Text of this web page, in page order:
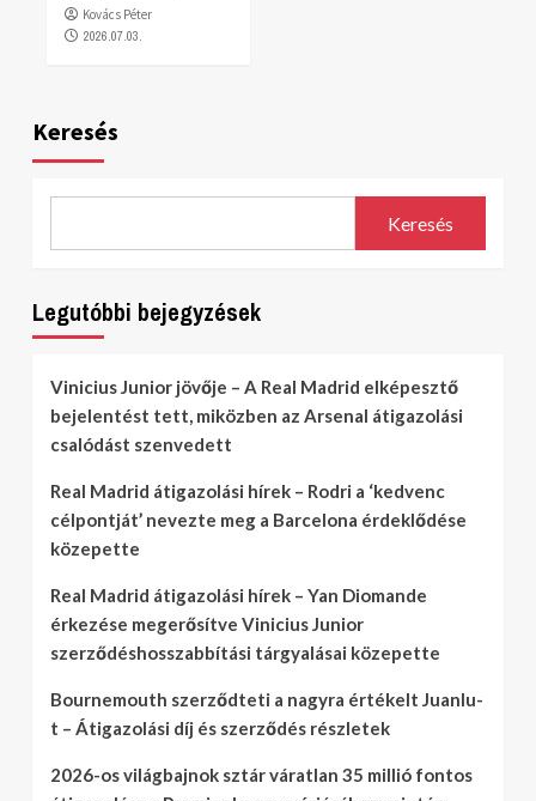
Kovács Péter
2026.07.03.
Keresés
Keresés
Legutóbbi bejegyzések
Vinicius Junior jövője – A Real Madrid elképesztő
bejelentést tett, miközben az Arsenal átigazolási
csalódást szenvedett
Real Madrid átigazolási hírek – Rodri a ‘kedvenc
célpontját’ nevezte meg a Barcelona érdeklődése
közepette
Real Madrid átigazolási hírek – Yan Diomande
érkezése megerősítve Vinicius Junior
szerződéshosszabbítási tárgyalásai közepette
Bournemouth szerződteti a nagyra értékelt Juanlu-
t – Átigazolási díj és szerződés részletek
2026-os világbajnok sztár váratlan 35 millió fontos